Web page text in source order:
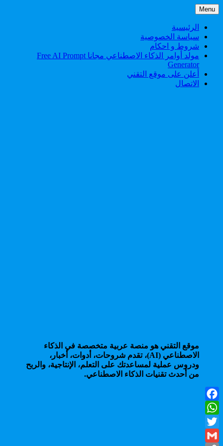
Skip
to
content
Menu
الرئيسية
سياسة الخصوصية
شروط و احكام
مولد أوامر الذكاء الاصطناعي مجانا Free AI Prompt
Generator
أعلن على موقع التقني
الاتصال
موقع التقني هو منصة عربية متخصصة في الذكاء
الاصطناعي (AI)، تقدم شروحات، أدوات، أخبار،
ودروس عملية لمساعدتك على التعلم، الإنتاجية، والربح
من أحدث تقنيات الذكاء الاصطناعي.
Facebook
WhatsApp
Twitter